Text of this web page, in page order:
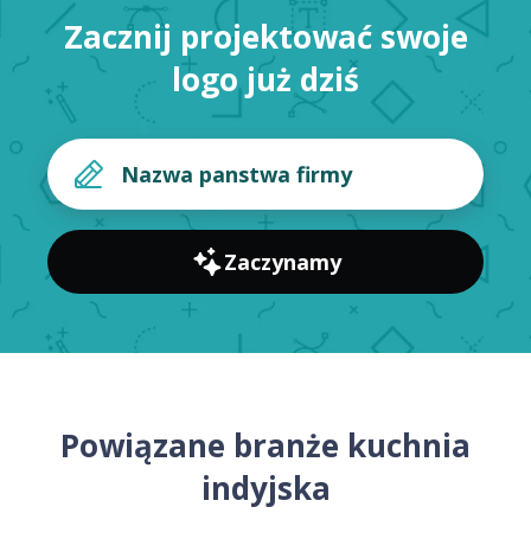
Zacznij projektować swoje
logo już dziś
Zaczynamy
Powiązane branże kuchnia
indyjska